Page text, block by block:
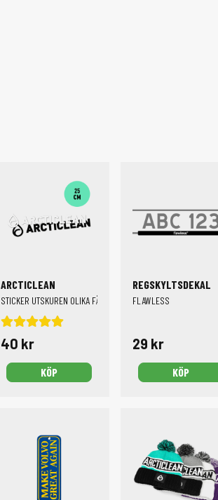
ARCTICLEAN
STICKER UTSKUREN OLIKA FÄRGER, 25 CM
40 kr
KÖP
REGSKYLTSDEKAL
FLAWLESS
29 kr
KÖP